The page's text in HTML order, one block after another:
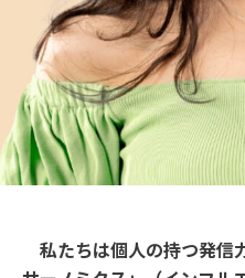
私たちは個人の持つ発信